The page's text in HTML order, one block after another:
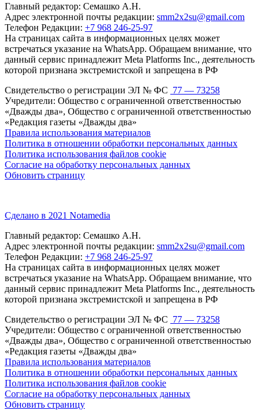
Главный редактор: Семашко А.Н.
Адрес электронной почты редакции: smm2x2su@gmail.com
Телефон Редакции: +7 968 246-25-97
На страницах сайта в информационных целях может
встречаться указание на WhatsApp. Обращаем внимание, что
данный сервис принадлежит Meta Platforms Inc., деятельность
которой признана экстремистской и запрещена в РФ
Свидетельство о регистрации ЭЛ № ФС 77 — 73258
Учредители: Общество с ограниченной ответственностью
«Дважды два», Общество с ограниченной ответственностью
«Редакция газеты «Дважды два»
Правила использования материалов
Политика в отношении обработки персональных данных
Политика использования файлов cookie
Согласие на обработку персональных данных
Обновить страницу
Сделано в 2021 Notamedia
Главный редактор: Семашко А.Н.
Адрес электронной почты редакции: smm2x2su@gmail.com
Телефон Редакции: +7 968 246-25-97
На страницах сайта в информационных целях может
встречаться указание на WhatsApp. Обращаем внимание, что
данный сервис принадлежит Meta Platforms Inc., деятельность
которой признана экстремистской и запрещена в РФ
Свидетельство о регистрации ЭЛ № ФС 77 — 73258
Учредители: Общество с ограниченной ответственностью
«Дважды два», Общество с ограниченной ответственностью
«Редакция газеты «Дважды два»
Правила использования материалов
Политика в отношении обработки персональных данных
Политика использования файлов cookie
Согласие на обработку персональных данных
Обновить страницу